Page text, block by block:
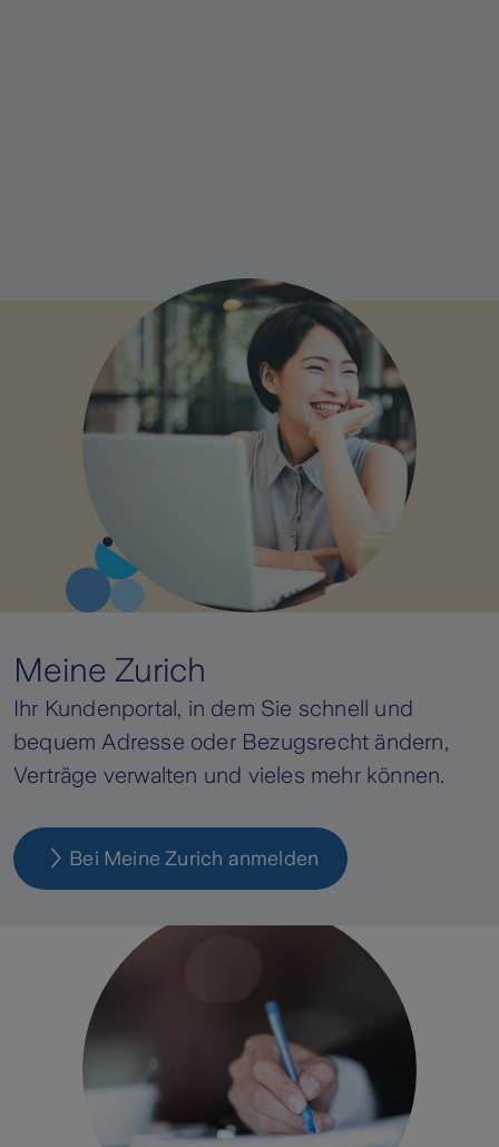
Meine Zurich
Ihr Kundenportal, in dem Sie schnell und
bequem Adresse oder Bezugsrecht ändern,
Verträge verwalten und vieles mehr können.
Bei Meine Zurich anmelden